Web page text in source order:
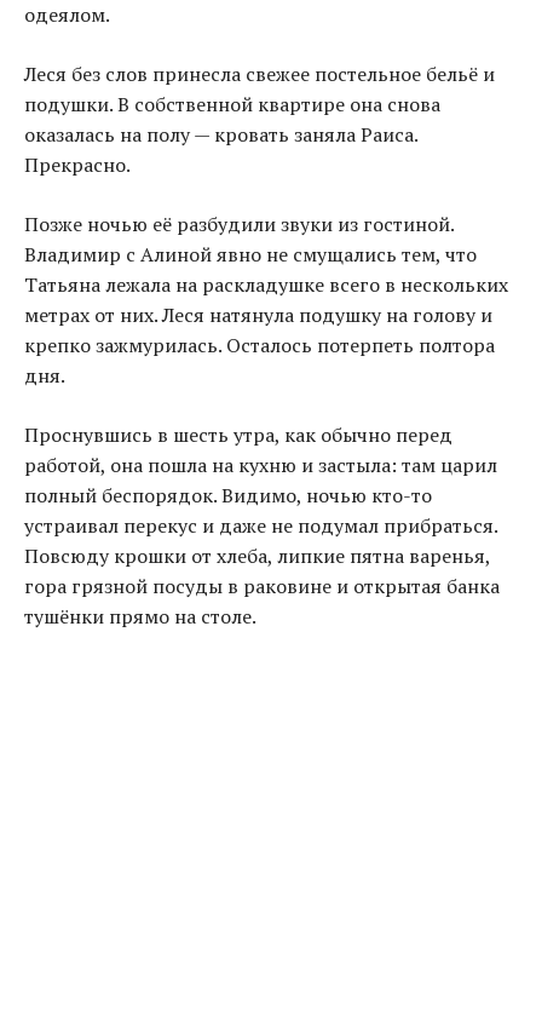
одеялом.
Леся без слов принесла свежее постельное бельё и
подушки. В собственной квартире она снова
оказалась на полу — кровать заняла Раиса.
Прекрасно.
Позже ночью её разбудили звуки из гостиной.
Владимир с Алиной явно не смущались тем, что
Татьяна лежала на раскладушке всего в нескольких
метрах от них. Леся натянула подушку на голову и
крепко зажмурилась. Осталось потерпеть полтора
дня.
Проснувшись в шесть утра, как обычно перед
работой, она пошла на кухню и застыла: там царил
полный беспорядок. Видимо, ночью кто-то
устраивал перекус и даже не подумал прибраться.
Повсюду крошки от хлеба, липкие пятна варенья,
гора грязной посуды в раковине и открытая банка
тушёнки прямо на столе.